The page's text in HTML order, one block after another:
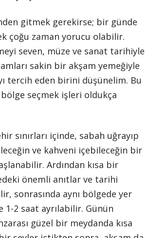
gitmek gerekirse; bir günde
çoğu zaman yorucu olabilir.
seven, müze ve sanat tarihiyle
sakin bir akşam yemeğiyle
tercih eden birini düşünelim. Bu
seçmek işleri oldukça
sınırları içinde, sabah uğrayıp
ve kahveni içebileceğin bir
Ardından kısa bir
önemli anıtlar ve tarihi
sonrasında aynı bölgede yer
1-2 saat ayrılabilir. Günün
güzel bir meydanda kısa